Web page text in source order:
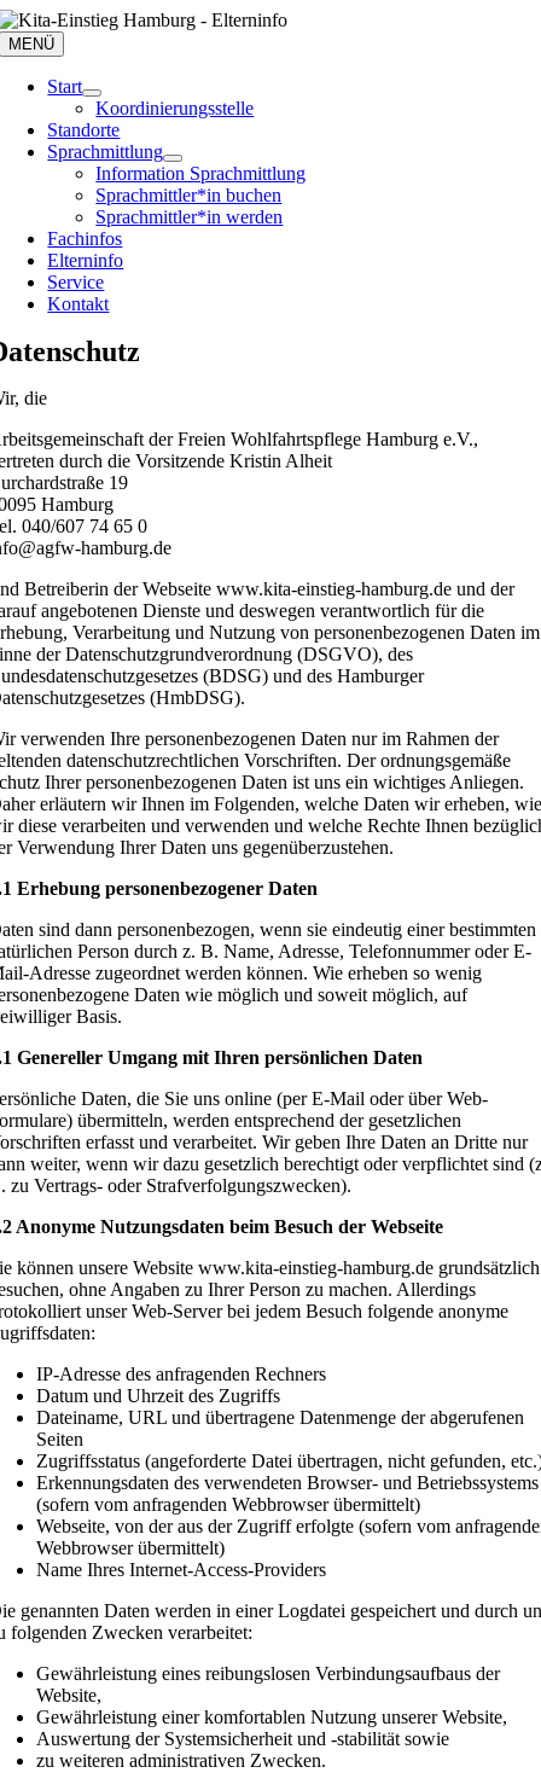
Zum
Inhalt
springen
MENÜ
Start
Koordinierungsstelle
Standorte
Sprachmittlung
Information Sprachmittlung
Sprachmittler*in buchen
Sprachmittler*in werden
Fachinfos
Elterninfo
Service
Kontakt
die
der Freien Wohlfahrtspflege Hamburg e.V.,
durch die Vorsitzende Kristin Alheit
19
Hamburg
040/607 74 65 0
hamburg.de
Betreiberin der Webseite www.kita-einstieg-hamburg.de und der
angebotenen Dienste und deswegen verantwortlich für die
Verarbeitung und Nutzung von personenbezogenen Daten im
der Datenschutzgrundverordnung (DSGVO), des
(BDSG) und des Hamburger
(HmbDSG).
verwenden Ihre personenbezogenen Daten nur im Rahmen der
datenschutzrechtlichen Vorschriften. Der ordnungsgemäße
Ihrer personenbezogenen Daten ist uns ein wichtiges Anliegen.
erläutern wir Ihnen im Folgenden, welche Daten wir erheben,
diese verarbeiten und verwenden und welche Rechte Ihnen
Verwendung Ihrer Daten uns gegenüberzustehen.
Erhebung personenbezogener Daten
sind dann personenbezogen, wenn sie eindeutig einer bestimmten
Person durch z. B. Name, Adresse, Telefonnummer oder E-
Adresse zugeordnet werden können. Wie erheben so wenig
Daten wie möglich und soweit möglich, auf
Basis.
Genereller Umgang mit Ihren persönlichen Daten
Daten, die Sie uns online (per E-Mail oder über Web-
übermitteln, werden entsprechend der gesetzlichen
erfasst und verarbeitet. Wir geben Ihre Daten an Dritte nur
weiter, wenn wir dazu gesetzlich berechtigt oder verpflichtet sind
zu Vertrags- oder Strafverfolgungszwecken).
Anonyme Nutzungsdaten beim Besuch der Webseite
können unsere Website www.kita-einstieg-hamburg.de grundsätzlich
ohne Angaben zu Ihrer Person zu machen. Allerdings
unser Web-Server bei jedem Besuch folgende anonyme
IP-Adresse des anfragenden Rechners
Datum und Uhrzeit des Zugriffs
Dateiname, URL und übertragene Datenmenge der abgerufenen
Seiten
Zugriffsstatus (angeforderte Datei übertragen, nicht gefunden,
Erkennungsdaten des verwendeten Browser- und Betriebssystems
(sofern vom anfragenden Webbrowser übermittelt)
Webseite, von der aus der Zugriff erfolgte (sofern vom
Webbrowser übermittelt)
Name Ihres Internet-Access-Providers
genannten Daten werden in einer Logdatei gespeichert und durch
folgenden Zwecken verarbeitet:
Gewährleistung eines reibungslosen Verbindungsaufbaus der
Website,
Gewährleistung einer komfortablen Nutzung unserer Website,
Auswertung der Systemsicherheit und -stabilität sowie
zu weiteren administrativen Zwecken.